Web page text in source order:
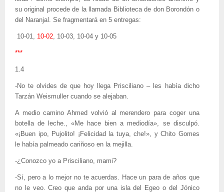
su original procede de la llamada Biblioteca de don Borondón o
del Naranjal. Se fragmentará en 5 entregas:
10-01, 10-02, 10-03, 10-04 y 10-05
***
1.4
-No te olvides de que hoy llega Prisciliano – les había dicho
Tarzán Weismuller cuando se alejaban.
A medio camino Ahmed volvió al merendero para coger una
botella de leche., «Me hace bien a mediodía», se disculpó.
«¡Buen ipo, Pujolito! ¡Felicidad la tuya, che!», y Chito Gomes
le había palmeado cariñoso en la mejilla.
-¿Conozco yo a Prisciliano, mami?
-Sí, pero a lo mejor no te acuerdas. Hace un para de años que
no le veo. Creo que anda por una isla del Egeo o del Jónico